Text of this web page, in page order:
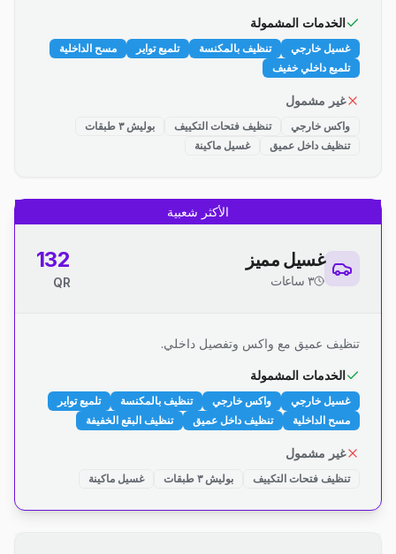
الخدمات المشمولة
غسيل خارجي تنظيف بالمكنسة تلميع تواير
مسح الداخلية
تلميع داخلي خفيف
غير مشمول
واكس خارجي تنظيف فتحات التكييف
بوليش ٣ طبقات
تنظيف داخل عميق
غسيل ماكينة
الأكثر شعبية
غسيل مميز
٣ ساعات
132
QR
تنظيف عميق مع واكس وتفصيل داخلي.
الخدمات المشمولة
غسيل خارجي واكس خارجي تنظيف بالمكنسة
تلميع تواير
مسح الداخلية
تنظيف داخل عميق تنظيف البقع الخفيفة
غير مشمول
تنظيف فتحات التكييف بوليش ٣ طبقات غسيل ماكينة